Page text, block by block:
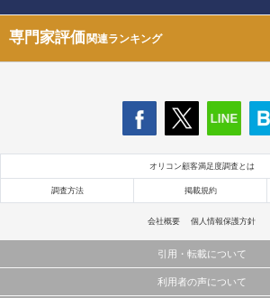
専門家評価関連ランキング
オリコン顧客満足度調査とは
調査方法 掲載規約
会社概要 個人情報保護方針
引用・転載について
当サイトで公開されている情報（文字、写真、イラスト、画像
利用者の声について